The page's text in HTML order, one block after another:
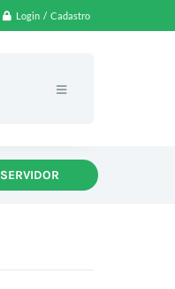
Login / Cadastro
SERVIDOR